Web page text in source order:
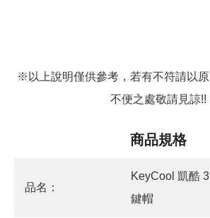
※以上說明僅供參考，若有不符請以原
不便之處敬請見諒!!
商品規格
品名：
KeyCool 凱酷
鍵帽